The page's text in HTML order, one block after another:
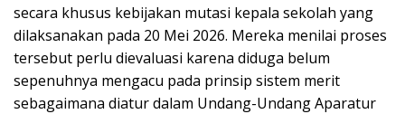
secara khusus kebijakan mutasi kepala sekolah yang
dilaksanakan pada 20 Mei 2026. Mereka menilai proses
tersebut perlu dievaluasi karena diduga belum
sepenuhnya mengacu pada prinsip sistem merit
sebagaimana diatur dalam Undang-Undang Aparatur